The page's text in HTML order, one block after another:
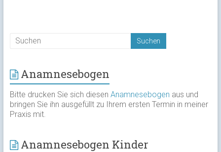
Anamnesebogen
Bitte drucken Sie sich diesen Anamnesebogen aus und
bringen Sie ihn ausgefüllt zu Ihrem ersten Termin in meiner
Praxis mit.
Anamnesebogen Kinder